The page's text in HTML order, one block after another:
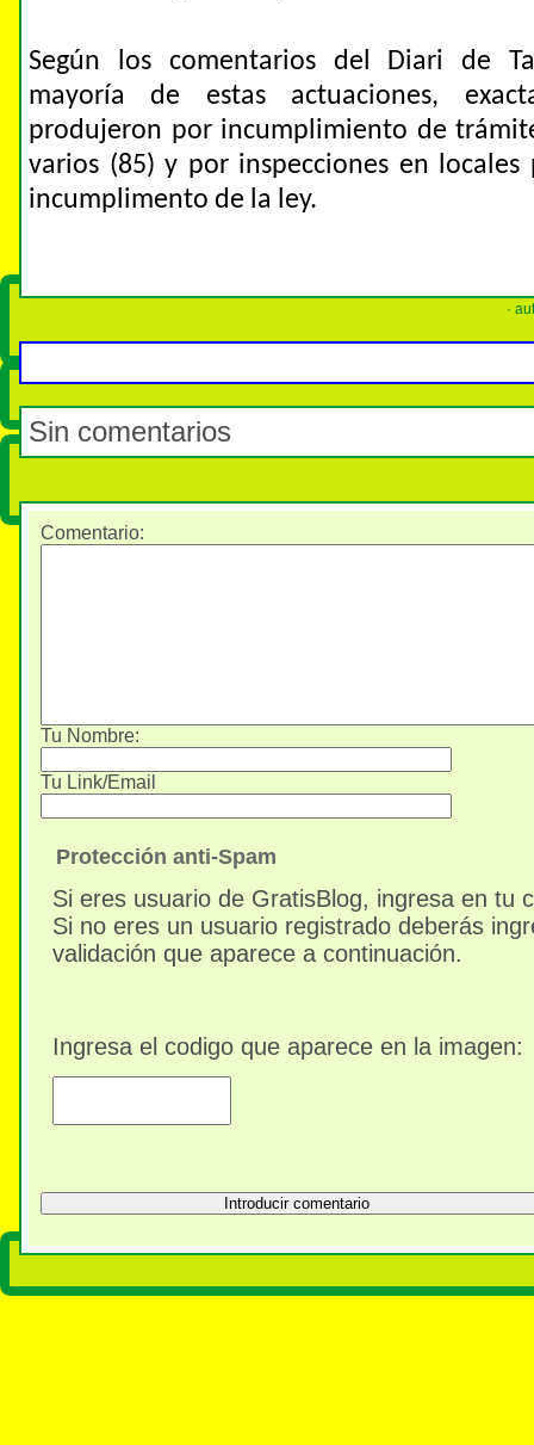
Según los comentarios del Diari de
mayoría de estas actuaciones,
produjeron por incumplimiento de
varios (85) y por inspecciones en locales
incumplimento de la ley.
·
Sin comentarios
Comentario:
Tu Nombre:
Tu Link/Email
Protección anti-Spam
Si eres usuario de GratisBlog, ingresa en tu
Si no eres un usuario registrado deberás
validación que aparece a continuación.
Ingresa el codigo que aparece en la imagen: